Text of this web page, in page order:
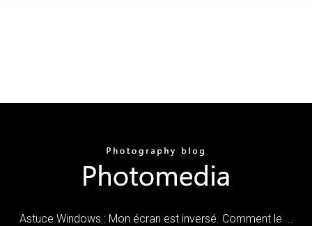
Astuce Windows : Mon écran est inversé. Comment le ...